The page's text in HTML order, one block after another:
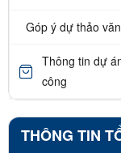
Góp ý dự thảo
Thông tin dự
công
THÔNG TIN